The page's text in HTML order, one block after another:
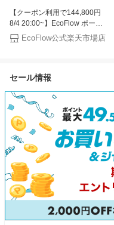
【クーポン利用で144,800円
8/4 20:00~】EcoFlow ポータ
ブル電源 ソーラーパネル セッ
ト DELTA 3 Max
リー 太陽光発電 防災グッズ
フロー
EcoFlow公式楽天市場店
セール情報